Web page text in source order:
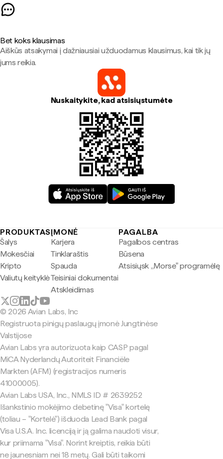
Bet koks klausimas
Aiškūs atsakymai į dažniausiai užduodamus klausimus, kai tik jų
jums reikia.
Nuskaitykite, kad atsisiųstumėte
PRODUKTAS
Šalys
Mokesčiai
Kripto
Valiutų keityklė
ĮMONĖ
Karjera
Tinklaraštis
Spauda
Teisiniai dokumentai
Atskleidimas
PAGALBA
Pagalbos centras
Būsena
Atsisiųsk „Morse" programėlę
© 2026 Avian Labs, Inc
Registruota pinigų paslaugų įmonė Jungtinėse
Valstijose
Avian Labs yra autorizuota kaip CASP pagal
MiCA Nyderlandų Autoriteit Financiële
Markten (AFM) (registracijos numeris
41000005).
Avian Labs USA, Inc., NMLS ID # 2639252
Išankstinio mokėjimo debetinę "Visa" kortelę
(toliau – "Kortelė") išduoda Lead Bank pagal
Visa U.S.A. Inc. licenciją ir ją galima naudoti visur,
kur priimama "Visa". Norint kreiptis, reikia būti
ne jaunesniam nei 18 metų. Gali būti taikomi